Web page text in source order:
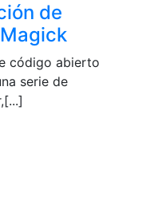
de
código abierto
serie de